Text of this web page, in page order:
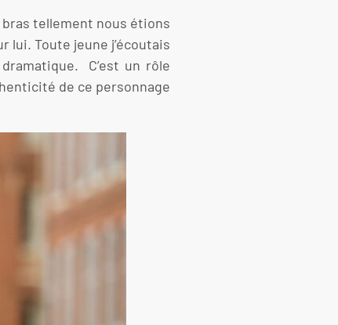
bras tellement nous étions
Toute jeune j’écoutais
C’est un rôle
de ce personnage